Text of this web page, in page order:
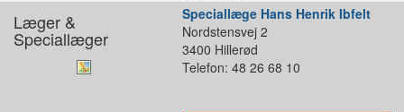
Læger &
Speciallæger
Speciallæge Hans Henrik Ibfelt
Nordstensvej 2
3400 Hillerød
Telefon: 48 26 68 10